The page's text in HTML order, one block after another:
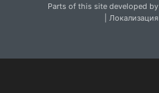
Parts of this site developed by
| Локализация